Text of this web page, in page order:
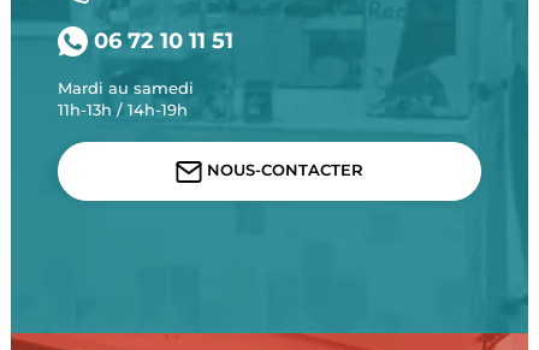
06 72 10 11 51
Mardi au samedi
11h-13h / 14h-19h
NOUS-CONTACTER